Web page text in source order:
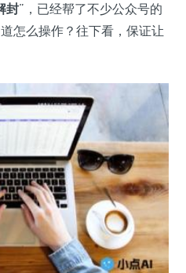
封”，已经帮了不少公众号的
怎么操作？往下看，保证让